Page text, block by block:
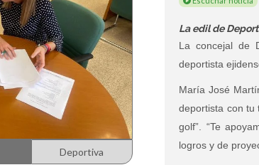
Deportiva
La edil de
La concejal de
deportista
María José
deportista con tu
golf”. “Te
logros y de